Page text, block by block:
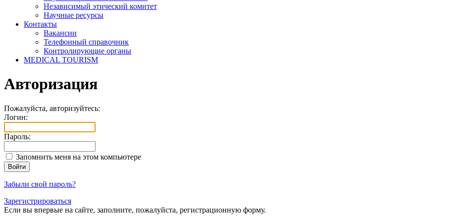
Независимый этический комитет
Научные ресурсы
Контакты
Вакансии
Телефонный справочник
Контролирующие органы
MEDICAL TOURISM
Авторизация
Пожалуйста, авторизуйтесь:
Логин:
Пароль:
Запомнить меня на этом компьютере
Забыли свой пароль?
Зарегистрироваться
Если вы впервые на сайте, заполните, пожалуйста, регистрационную форму.